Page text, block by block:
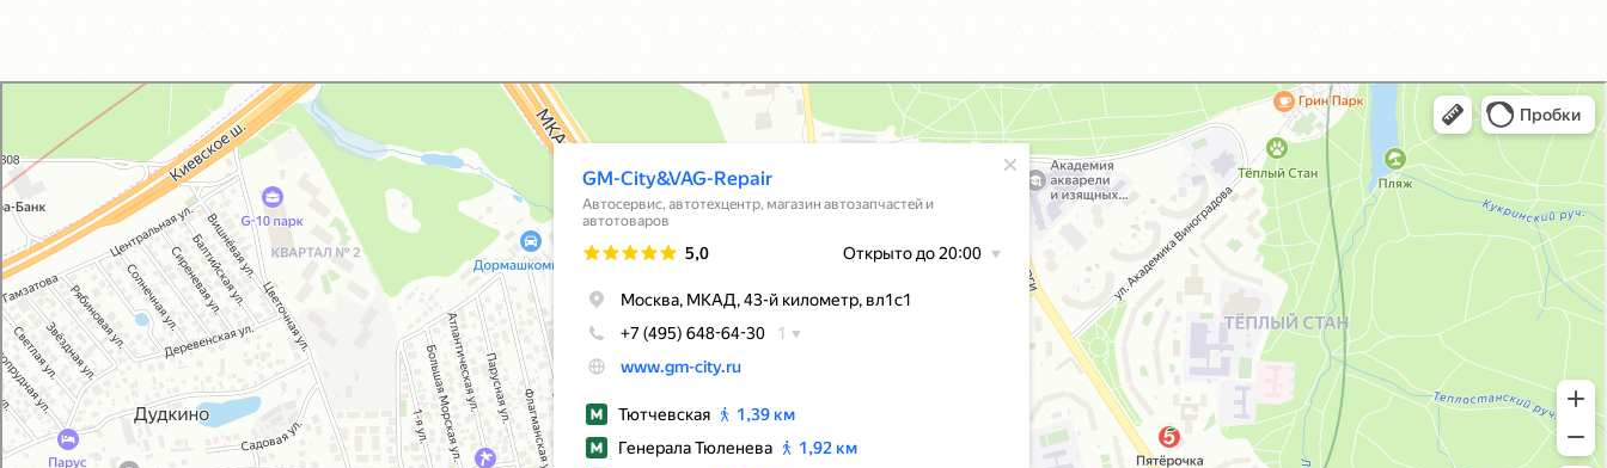
GM-City&VAG-Repair
Автосервис, автотехцентр в Москве
Магазин автозапчастей и автотоваров в Москве